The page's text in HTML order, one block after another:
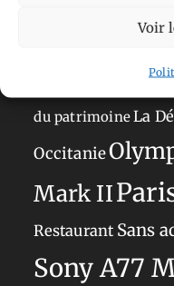
Voir
Anti tourisme
du patrimoineLa
Occitanie
Mark II
Restaurant Sans
Sony A77